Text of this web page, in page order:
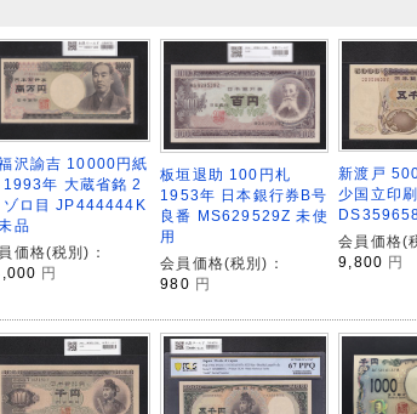
福沢諭吉 10000円紙
1993年 大蔵省銘 2
ゾロ目 JP444444K
品
価格(税別)：
円
板垣退助 100円札
1953年 日本銀行券B号
良番 MS629529Z 未使
用
会員価格(税別)：
980 円
新渡戸
少国立印
会員価格(
9,800 円